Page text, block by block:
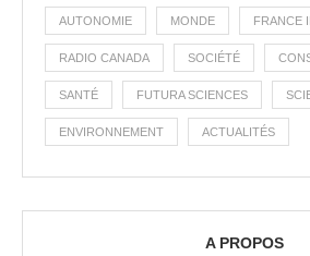
AUTONOMIE MONDE FRANCE
RADIO CANADA SOCIÉTÉ
SANTÉ FUTURA SCIENCES
ENVIRONNEMENT ACTUALITÉS
A PROPOS